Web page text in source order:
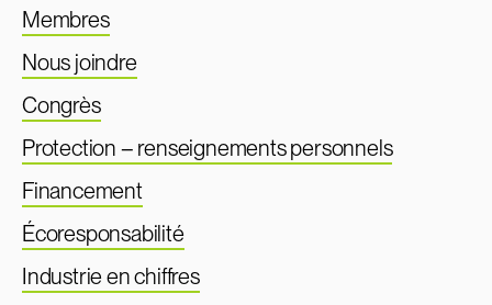
Membres
Nous joindre
Congrès
Protection – renseignements personnels
Financement
Écoresponsabilité
Industrie en chiffres